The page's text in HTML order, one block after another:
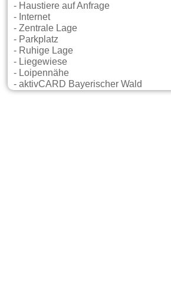
- Haustiere auf Anfrage
- Internet
- Zentrale Lage
- Parkplatz
- Ruhige Lage
- Liegewiese
- Loipennähe
- aktivCARD Bayerischer Wald